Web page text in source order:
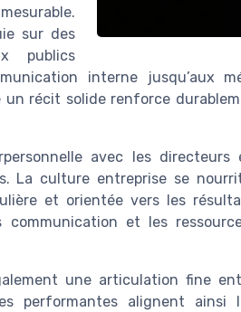
sur des
publics
interne jusqu’aux
un récit solide renforce
avec les directeurs
La culture entreprise se
et orientée vers les
et les
une articulation fine
performantes alignent